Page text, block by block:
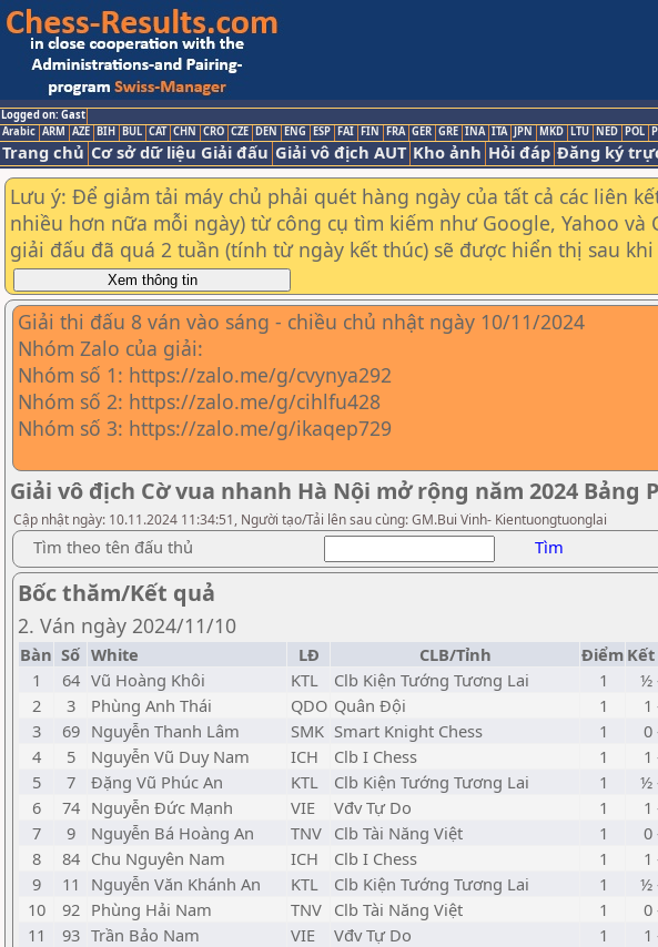
Logged on: Gast
Arabic ARM AZE BIH BUL CAT CHN CRO CZE DEN ENG ESP FAI FIN FRA GER GRE INA ITA JPN MKD LTU NED POL
Trang chủ Cơ sở dữ liệu Giải đấu Giải vô địch AUT Kho ảnh Hỏi đáp Đăng ký
Lưu ý: Để giảm tải máy chủ phải quét hàng ngày của tất cả các liên
nhiều hơn nữa mỗi ngày) từ công cụ tìm kiếm như Google, Yahoo và
giải đấu đã quá 2 tuần (tính từ ngày kết thúc) sẽ được hiển thị sau
Giải thi đấu 8 ván vào sáng - chiều chủ nhật ngày 10/11/2024
Nhóm Zalo của giải:
Nhóm số 1: https://zalo.me/g/cvynya292
Nhóm số 2: https://zalo.me/g/cihlfu428
Nhóm số 3: https://zalo.me/g/ikaqep729
Giải vô địch Cờ vua nhanh Hà Nội mở rộng năm 2024 Bảng
Cập nhật ngày: 10.11.2024 11:34:51, Người tạo/Tải lên sau cùng: GM.Bui Vinh- Kientuongtuonglai
Tìm theo tên đấu thủ Tìm
Bốc thăm/Kết quả
2. Ván ngày 2024/11/10
Bàn Số White LĐ CLB/Tỉnh Điểm
1
64 Vũ Hoàng Khôi KTL Clb Kiện Tướng Tương Lai 1 ½
2
3 Phùng Anh Thái QDO Quân Đội 1 1
3
69 Nguyễn Thanh Lâm SMK Smart Knight Chess 1 0
4
5 Nguyễn Vũ Duy Nam ICH Clb I Chess 1 1
5
7 Đặng Vũ Phúc An KTL Clb Kiện Tướng Tương Lai 1 ½
6
74 Nguyễn Đức Mạnh VIE Vđv Tự Do 1 1
7
9 Nguyễn Bá Hoàng An TNV Clb Tài Năng Việt 1 0
8
84 Chu Nguyên Nam ICH Clb I Chess 1 1
9
11 Nguyễn Văn Khánh An KTL Clb Kiện Tướng Tương Lai 1 ½
10
92 Phùng Hải Nam TNV Clb Tài Năng Việt 1 0
11
93 Trần Bảo Nam VIE Vđv Tự Do 1 1